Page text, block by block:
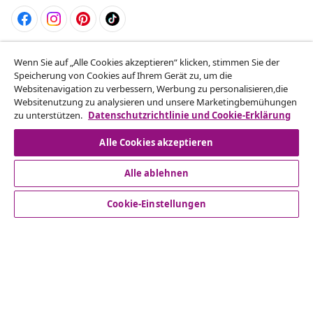
Vom Vertrag zurücktreten
Reiche einen Widerrufsantrag für deine Bestellung
ein.
Vom Vertrag zurücktreten
Kundenservice
Wenn Sie auf „Alle Cookies akzeptieren“ klicken, stimmen Sie der
Speicherung von Cookies auf Ihrem Gerät zu, um die
Websitenavigation zu verbessern, Werbung zu personalisieren,die
Websitenutzung zu analysieren und unsere Marketingbemühungen
zu unterstützen. Datenschutzrichtlinie und Cookie-Erklärung
Alle Cookies akzeptieren
Alle ablehnen
Cookie-Einstellungen